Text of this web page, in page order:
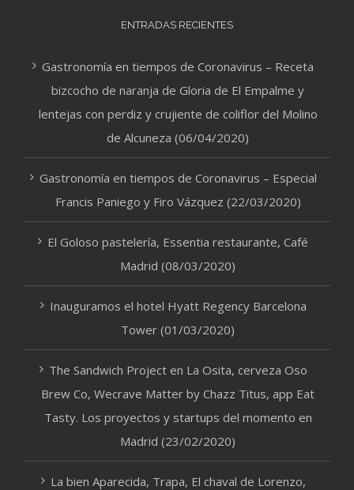
ENTRADAS RECIENTES
Gastronomía en tiempos de Coronavirus – Receta
bizcocho de naranja de Gloria de El Empalme y
lentejas con perdiz y crujiente de coliflor del Molino
de Alcuneza (06/04/2020)
Gastronomía en tiempos de Coronavirus – Especial
Francis Paniego y Firo Vázquez (22/03/2020)
El Goloso pastelería, Essentia restaurante, Café
Madrid (08/03/2020)
Inauguramos el hotel Hyatt Regency Barcelona
Tower (01/03/2020)
The Sandwich Project en La Osita, cerveza Oso
Brew Co, Wecrave Matter by Chazz Titus, app Eat
Tasty. Los proyectos y startups del momento en
Madrid (23/02/2020)
La bien Aparecida, Trapa, El chaval de Lorenzo,